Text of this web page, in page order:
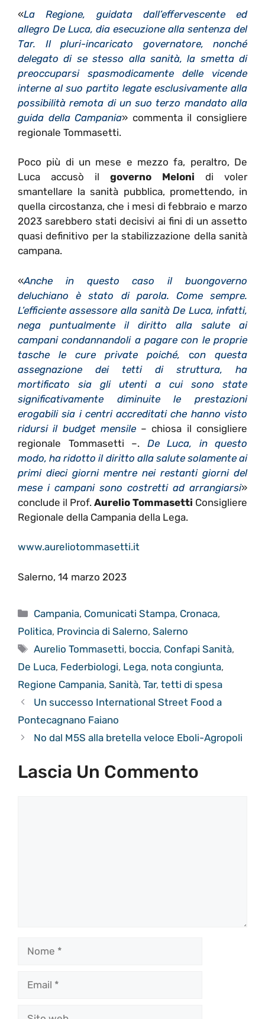
«La Regione, guidata dall’effervescente ed
allegro De Luca, dia esecuzione alla sentenza del
Tar. Il pluri-incaricato governatore, nonché
delegato di se stesso alla sanità, la smetta di
preoccuparsi spasmodicamente delle vicende
interne al suo partito legate esclusivamente alla
possibilità remota di un suo terzo mandato alla
guida della Campania» commenta il consigliere
regionale Tommasetti.
Poco più di un mese e mezzo fa, peraltro, De
Luca accusò il governo Meloni di voler
smantellare la sanità pubblica, promettendo, in
quella circostanza, che i mesi di febbraio e marzo
2023 sarebbero stati decisivi ai fini di un assetto
quasi definitivo per la stabilizzazione della sanità
campana.
«Anche in questo caso il buongoverno
deluchiano è stato di parola. Come sempre.
L’efficiente assessore alla sanità De Luca, infatti,
nega puntualmente il diritto alla salute ai
campani condannandoli a pagare con le proprie
tasche le cure private poiché, con questa
assegnazione dei tetti di struttura, ha
mortificato sia gli utenti a cui sono state
significativamente diminuite le prestazioni
erogabili sia i centri accreditati che hanno visto
ridursi il budget mensile – chiosa il consigliere
regionale Tommasetti –. De Luca, in questo
modo, ha ridotto il diritto alla salute solamente ai
primi dieci giorni mentre nei restanti giorni del
mese i campani sono costretti ad arrangiarsi»
conclude il Prof. Aurelio Tommasetti Consigliere
Regionale della Campania della Lega.
www.aureliotommasetti.it
Salerno, 14 marzo 2023
Categorie
Campania, Comunicati Stampa, Cronaca,
Politica, Provincia di Salerno, Salerno
Tag
Aurelio Tommasetti, boccia, Confapi Sanità,
De Luca, Federbiologi, Lega, nota congiunta,
Regione Campania, Sanità, Tar, tetti di spesa
Un successo International Street Food a
Pontecagnano Faiano
No dal M5S alla bretella veloce Eboli-Agropoli
Lascia Un Commento